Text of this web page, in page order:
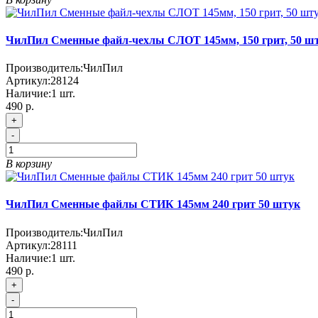
ЧилПил Сменные файл-чехлы СЛОТ 145мм, 150 грит, 50
Производитель:ЧилПил
Артикул:28124
Наличие:1 шт.
490 р.
+
-
В корзину
ЧилПил Сменные файлы СТИК 145мм 240 грит 50 штук
Производитель:ЧилПил
Артикул:28111
Наличие:1 шт.
490 р.
+
-